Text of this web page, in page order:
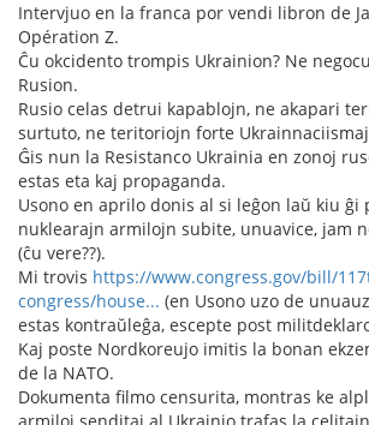
Intervjuo en la franca por vendi libron de
Opération Z.
Ĉu okcidento trompis Ukrainion? Ne
Rusion.
Rusio celas detrui kapablojn, ne akapari
surtuto, ne teritoriojn forte
Ĝis nun la Resistanco Ukrainia en zonoj
estas eta kaj propaganda.
Usono en aprilo donis al si leĝon laŭ kiu ĝi
nuklearajn armilojn subite, unuavice, jam
(ĉu vere??).
Mi trovis https://www.congress.gov/bill/
congress/house... (en Usono uzo de
estas kontraŭleĝa, escepte post
Kaj poste Nordkoreujo imitis la bonan
de la NATO.
Dokumenta filmo censurita, montras ke